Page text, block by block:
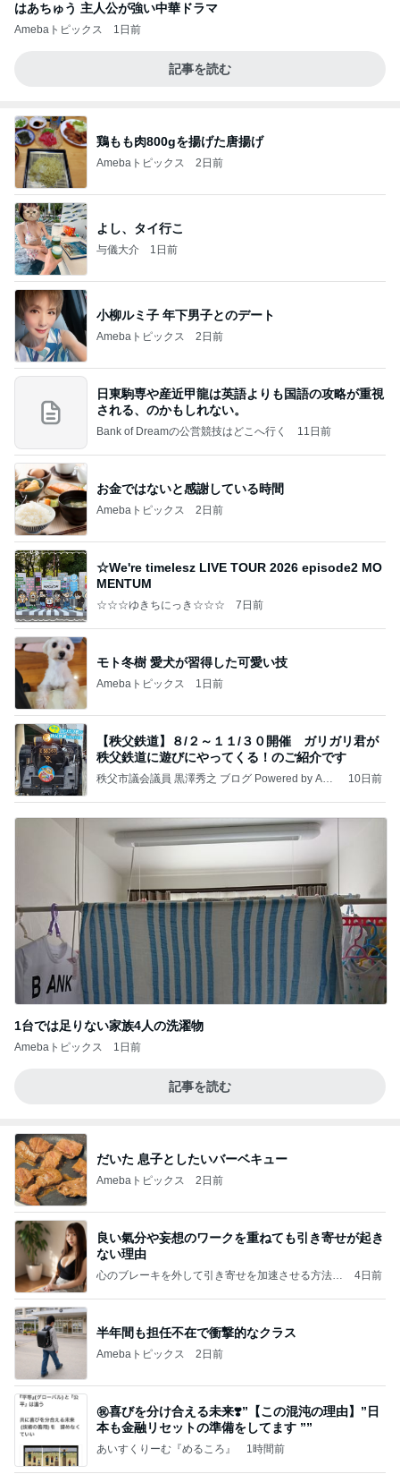
はあちゅう 主人公が強い中華ドラマ
Amebaトピックス 1日前
記事を読む
鶏もも肉800gを揚げた唐揚げ
Amebaトピックス 2日前
よし、タイ行こ
与儀大介 1日前
小柳ルミ子 年下男子とのデート
Amebaトピックス 2日前
日東駒専や産近甲龍は英語よりも国語の攻略が重視
される、のかもしれない。
Bank of Dreamの公営競技はどこへ行く 11日前
お金ではないと感謝している時間
Amebaトピックス 2日前
☆We're timelesz LIVE TOUR 2026 episode2 MO
MENTUM
☆☆☆ゆきちにっき☆☆☆ 7日前
モト冬樹 愛犬が習得した可愛い技
Amebaトピックス 1日前
【秩父鉄道】８/２～１１/３０開催 ガリガリ君が
秩父鉄道に遊びにやってくる！のご紹介です
秩父市議会議員 黒澤秀之 ブログ Powered by Ame
10日前
1台では足りない家族4人の洗濯物
Amebaトピックス 1日前
記事を読む
だいた 息子としたいバーベキュー
Amebaトピックス 2日前
良い氣分や妄想のワークを重ねても引き寄せが起き
ない理由
心のブレーキを外して引き寄せを加速させる方法：
4日前
半年間も担任不在で衝撃的なクラス
Amebaトピックス 2日前
㊗️喜びを分け合える未来❣️”【この混沌の理由】”⽇
本も⾦融リセットの準備をしてます ””
あいすくりーむ『めるころ』 1時間前